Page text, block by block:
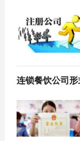
连锁餐饮公司